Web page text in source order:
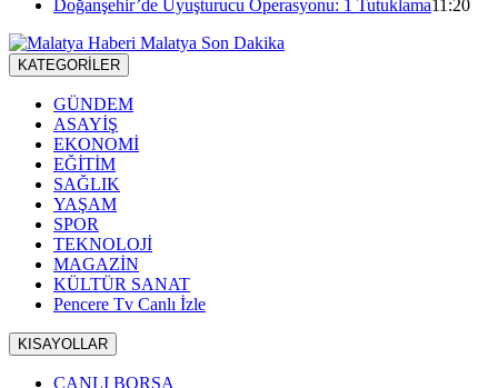
Doğanşehir’de Uyuşturucu Operasyonu: 1 Tutuklama11:20
KATEGORİLER
GÜNDEM
ASAYİŞ
EKONOMİ
EĞİTİM
SAĞLIK
YAŞAM
SPOR
TEKNOLOJİ
MAGAZİN
KÜLTÜR SANAT
Pencere Tv Canlı İzle
KISAYOLLAR
CANLI BORSA